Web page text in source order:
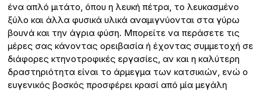
ένα απλό μιτάτο, όπου η λευκή πέτρα, το λευκασμένο
ξύλο και άλλα φυσικά υλικά αναμιγνύονται στα γύρω
βουνά και την άγρια φύση. Μπορείτε να περάσετε τις
μέρες σας κάνοντας ορειβασία ή έχοντας συμμετοχή σε
διάφορες κτηνοτροφικές εργασίες, αν και η καλύτερη
δραστηριότητα είναι το άρμεγμα των κατσικιών, ενώ ο
ευγενικός βοσκός προσφέρει κρασί από μία μεγάλη